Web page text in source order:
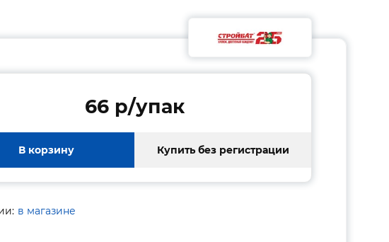
66 p/упак
В корзину Купить без регистрации
в магазине